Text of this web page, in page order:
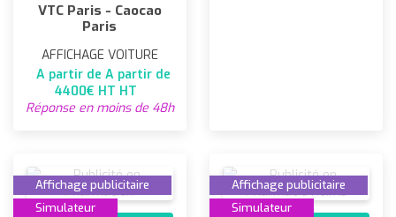
VTC Paris - Caocao
Paris
AFFICHAGE VOITURE
A partir de A partir de
4400€ HT HT
Réponse en moins de 48h
Affichage publicitaire
Simulateur
Affichage publicitaire
Simulateur